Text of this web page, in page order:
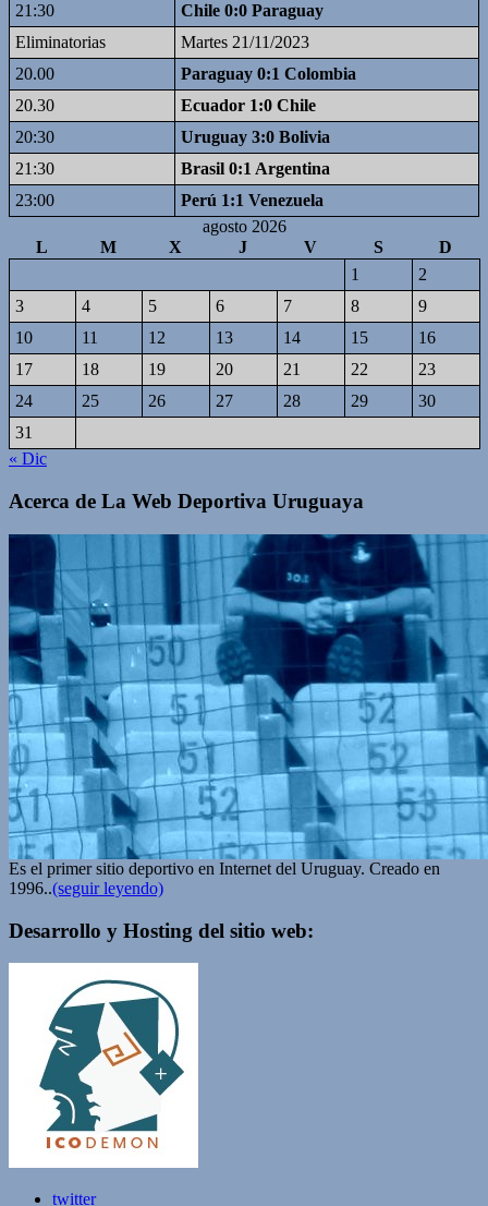
21:30
Chile 0:0 Paraguay
Eliminatorias
Martes 21/11/2023
20.00
Paraguay 0:1 Colombia
20.30
Ecuador 1:0 Chile
20:30
Uruguay 3:0 Bolivia
21:30
Brasil 0:1 Argentina
23:00
Perú 1:1 Venezuela
agosto 2026
L
M X J V S
D
1
2
3
4 5 6 7 8
9
10
11 12 13 14 15
16
17
18 19 20 21 22
23
24
25 26 27 28 29
30
31
« Dic
Acerca de La Web Deportiva Uruguaya
Es el primer sitio deportivo en Internet del Uruguay. Creado en
1996..(seguir leyendo)
Desarrollo y Hosting del sitio web:
twitter